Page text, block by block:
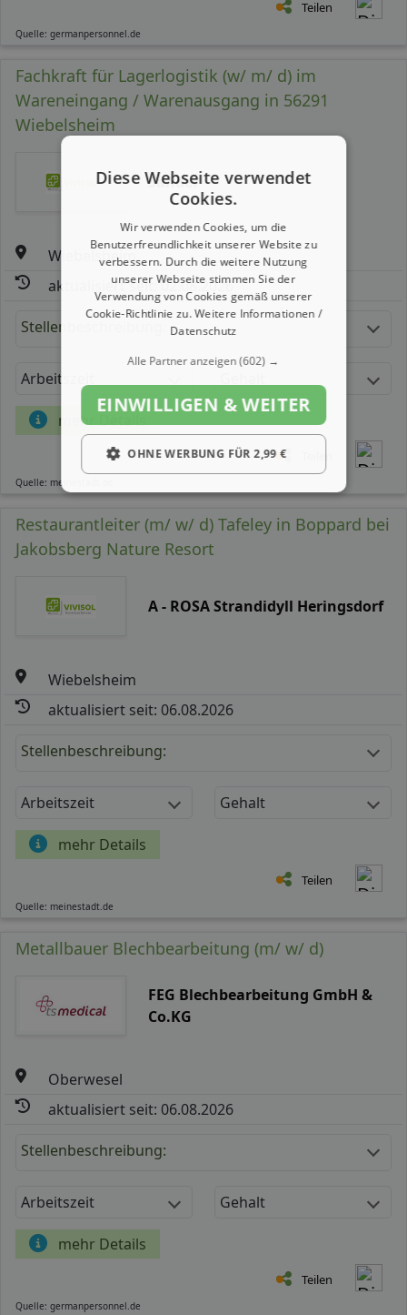
Teilen
Quelle: germanpersonnel.de
Fachkraft für Lagerlogistik (w/ m/ d) im
Wareneingang / Warenausgang in 56291
Wiebelsheim
Sander
Wiebelsheim
aktualisiert seit: 02.08.2026
Stellenbeschreibung:
Arbeitszeit
mehr Details
Quelle: meinestadt.de
Restaurantleiter (m/ w/ d) Tafeley in Boppard bei
Jakobsberg Nature Resort
A - ROSA Strandidyll Heringsdorf
Wiebelsheim
aktualisiert seit: 06.08.2026
Stellenbeschreibung:
Arbeitszeit Gehalt
mehr Details
Teilen
Quelle: meinestadt.de
Metallbauer Blechbearbeitung (m/ w/ d)
FEG Blechbearbeitung GmbH &
Co.KG
Oberwesel
aktualisiert seit: 06.08.2026
Stellenbeschreibung:
Arbeitszeit Gehalt
mehr Details
Teilen
Quelle: germanpersonnel.de
Diese Webseite verwendet
Cookies.
Wir verwenden Cookies, um die
Benutzerfreundlichkeit unserer Website zu
verbessern. Durch die weitere Nutzung
unserer Webseite stimmen Sie der
Verwendung von Cookies gemäß unserer
Cookie-Richtlinie zu.Weitere Informationen /
Datenschutz
Alle Partner anzeigen(602) →
EINWILLIGEN & WEITER
OHNE WERBUNG FÜR 2,99 €